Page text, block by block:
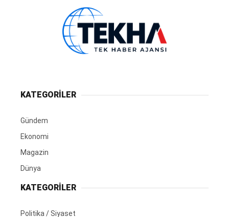
KATEGORİLER
Gündem
Ekonomi
Magazin
Dünya
KATEGORİLER
Politika / Siyaset